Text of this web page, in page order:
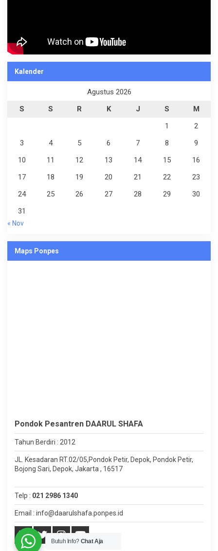
Kalender
Agustus 2026
S
S R K J S
M
1
2
3
4 5 6 7 8
9
10
11 12 13 14 15
16
17
18 19 20 21 22
23
24
25 26 27 28 29
30
31
« Nov
Maps Ponpes
Pondok Pesantren DAARUL SHAFA
Tahun Berdiri : 2012
JL. Kesadaran RT.02/05,Pondok Petir, Depok, Pondok Petir,
Bojong Sari, Depok, Jakarta , 16517
Telp : 021 2986 1340
Email : info@daarulshafa.ponpes.id
Butuh Info? Chat Aja